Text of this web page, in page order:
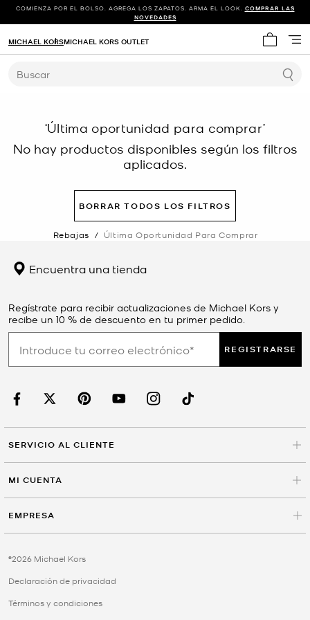
COMIENZA POR EL BOLSO. AGREGA LOS ZAPATOS. ARMA EL LOOK. COMPRAR LAS
NOVEDADES
Mi
MICHAEL KORSMICHAEL KORS OUTLET
Buscar
‘Última oportunidad para comprar’
No hay productos disponibles según los filtros
aplicados.
BORRAR TODOS LOS FILTROS
Rebajas / Última Oportunidad Para Comprar
Encuentra una tienda
Regístrate para recibir actualizaciones de Michael Kors y
recibe un 10 % de descuento en tu primer pedido.
REGISTRARSE
SERVICIO AL CLIENTE
MI CUENTA
EMPRESA
©2026 Michael Kors
Declaración de privacidad
Términos y condiciones